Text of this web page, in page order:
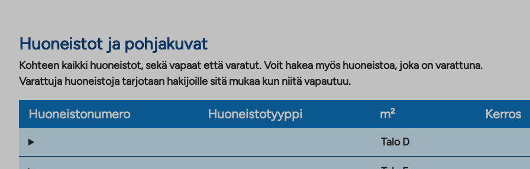
Huoneistot ja pohjakuvat
Kohteen kaikki huoneistot, sekä vapaat että varatut. Voit hakea myös huoneistoa, joka on varattuna.
Varattuja huoneistoja tarjotaan hakijoille sitä mukaa kun niitä vapautuu.
Huoneistonumero Huoneistotyyppi m² Kerros
Talo D